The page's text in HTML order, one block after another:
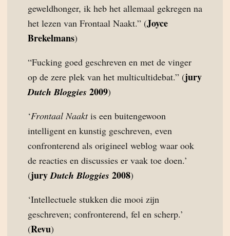
geweldhonger, ik heb het allemaal gekregen na
het lezen van Frontaal Naakt.” (Joyce
Brekelmans)
“Fucking goed geschreven en met de vinger
op de zere plek van het multicultidebat.” (jury
Dutch Bloggies 2009)
‘Frontaal Naaktis een buitengewoon
intelligent en kunstig geschreven, even
confronterend als origineel weblog waar ook
de reacties en discussies er vaak toe doen.’
(juryDutch Bloggies 2008)
‘Intellectuele stukken die mooi zijn
geschreven; confronterend, fel en scherp.’
(Revu)